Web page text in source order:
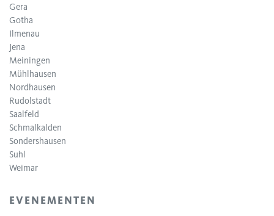
Gera
Gotha
Ilmenau
Jena
Meiningen
Mühlhausen
Nordhausen
Rudolstadt
Saalfeld
Schmalkalden
Sondershausen
Suhl
Weimar
EVENEMENTEN